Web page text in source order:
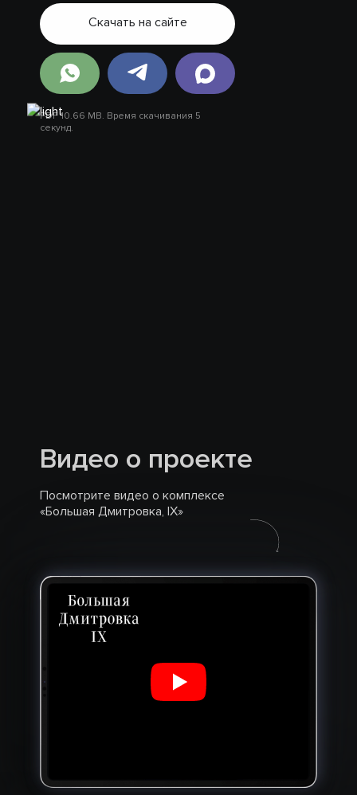
Скачать на сайте
PDF 10.66 MB. Время скачивания 5
секунд.
Видео о проекте
Посмотрите видео о комплексе
«Большая Дмитровка, IX»